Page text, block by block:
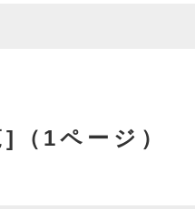
（1ページ）